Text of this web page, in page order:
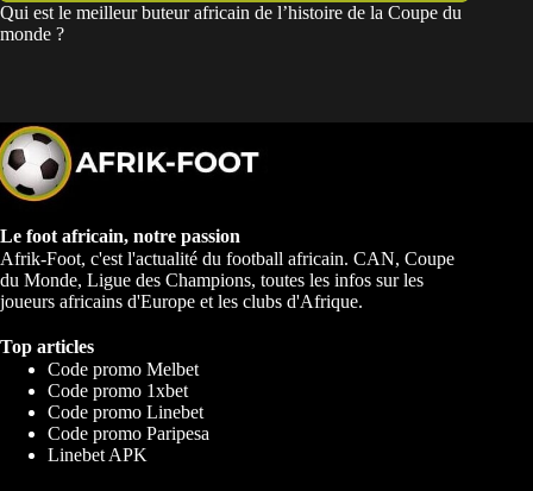
Qui est le meilleur buteur africain de l’histoire de la Coupe du
monde ?
Le foot africain, notre passion
Afrik-Foot, c'est l'actualité du football africain. CAN, Coupe
du Monde, Ligue des Champions, toutes les infos sur les
joueurs africains d'Europe et les clubs d'Afrique.
Top articles
Code promo Melbet
Code promo 1xbet
Code promo Linebet
Code promo Paripesa
Linebet APK